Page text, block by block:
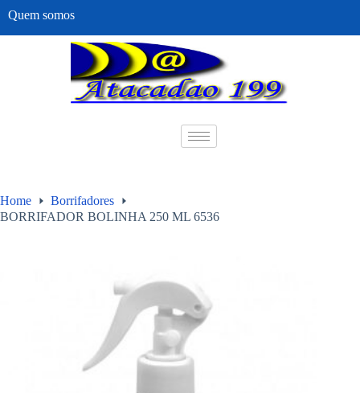
Quem somos
Home
Borrifadores
BORRIFADOR BOLINHA 250 ML 6536